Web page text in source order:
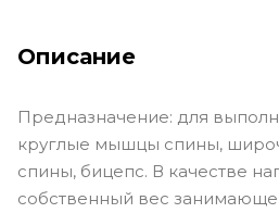
Описание
Предназначение: для
круглые мышцы спины,
спины, бицепс. В качестве
собственный вес